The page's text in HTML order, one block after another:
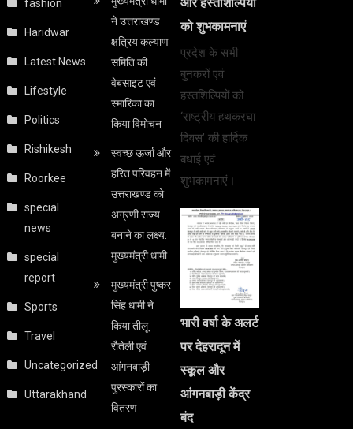
fashion
Haridwar
Latest News
Lifestyle
Politics
Rishikesh
Roorkee
special
news
special
report
Sports
Travel
Uncategorized
Uttarakhand
ने उत्तराखण्ड
क्षत्रिय कल्याण
समिति की
वेबसाइट एवं
स्मारिका का
किया विमोचन
स्वच्छ ऊर्जा और
हरित परिवहन में
उत्तराखण्ड को
अग्रणी राज्य
बनाने का लक्ष्य:
मुख्यमंत्री धामी
मुख्यमंत्री पुष्कर
सिंह धामी ने
किया तीलू
रौतेली एवं
आंगनबाड़ी
पुरस्कारों का
वितरण
को शुभकामनाएं
प्रदेश के सभी
बुनकरों एवं
हस्तशिल्पियों को
‘राष्ट्रीय हथकरघा
दिवस’ की हार्दिक
बधाई एवं
शुभकामनाएं।
भारी वर्षा के अलर्ट
पर देहरादून में
स्कूल और
आंगनबाड़ी केंद्र
बंद